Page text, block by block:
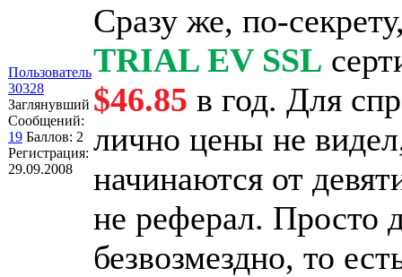
Пользователь
30328
Заглянувший
Сообщений:
19 Баллов: 2
Регистрация:
29.09.2008
Сразу же, по-
TRIAL EV SSL
$46.85 в год. Для
лично цены не
начинаются от
не реферал. Просто
безвозмездно, то